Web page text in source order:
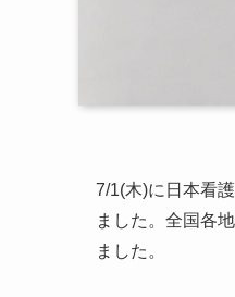
7/1(木)に日本看
ました。全国各
ました。